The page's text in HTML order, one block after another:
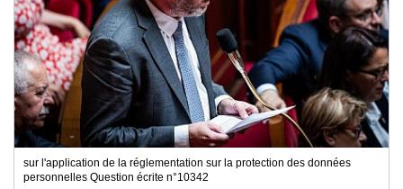
sur l'application de la réglementation sur la protection des données
personnelles Question écrite n°10342